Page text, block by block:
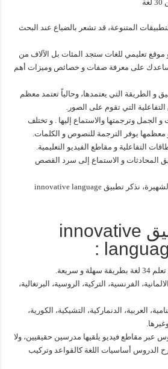
المتنوعة، قد تشعر بالضياع عند البحث
تعليمي للغات ستجد المئات بل الآلاف من
سنساعدك على معرفة صفات و خصائص وميزات أهم
و الطريقة التي يعتمدها، وحالياً تعتمد معظم
التي تقوم على الصور.
الجمل وترجمتها والاستماع إليها . و تختلف
معظمها يوفر الترجمة للنصوص و الكلمات.
التفاعلية و مقاطع الفيديو التعليمية.
المحادثات و الاستماع إلى سرد القصص
ومن تطبيقات تعليم اللغات الشهيرة، نذكر تطبيق innovative language
خصائص تطبيق innovative
و سريعة.
الفرنسية، التركية، الروسية، البرتغالية،
العربية، الدنماركية، التشيكية، الكورية،
عبر مقاطع فيديو يلقيها مدرسين حقيقيين، ولا
دقيقة. و تشرح الدروس أساسيات اللغة كالقواعد وتركيب